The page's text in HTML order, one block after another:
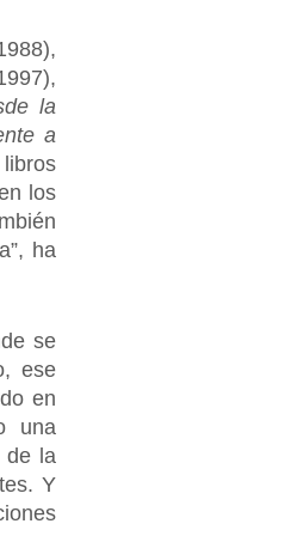
la
a
los
ha
se
ese
en
una
de la
Y